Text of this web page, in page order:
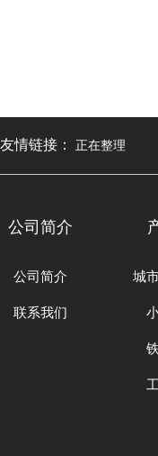
友情链接： 正在整理
公司简介
公司简介
联系我们
城